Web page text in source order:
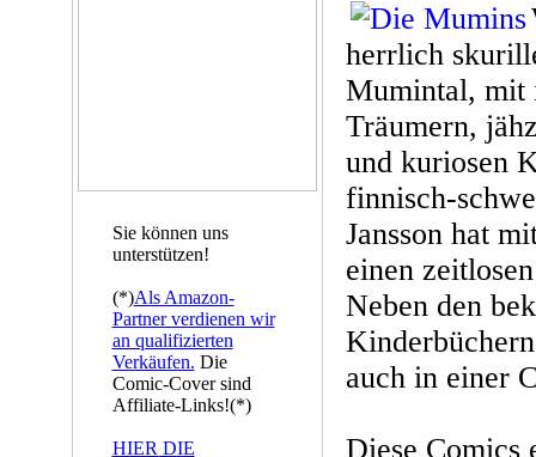
Sie können uns
unterstützen!
(*)Als Amazon-
Partner verdienen wir
an qualifizierten
Verkäufen. Die
Comic-Cover sind
Affiliate-Links!(*)
HIER DIE
herrlich
Mumintal, mit
Träumern,
und kuriosen
finnisch-
Jansson hat
einen
Neben den
auch in einer
Diese Comics